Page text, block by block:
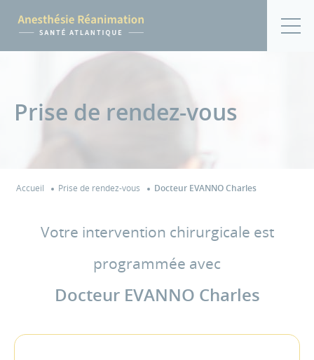
Prise de rendez-vous
Accueil Prise de rendez-vous Docteur EVANNO Charles
Votre intervention chirurgicale est
programmée avec
Docteur EVANNO Charles